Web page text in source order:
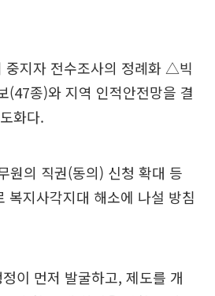
지자 전수조사의 정례화 △빅
(47종)와 지역 인적안전망을 결
화다.
원의 직권(동의) 신청 확대 등
복지사각지대 해소에 나설 방침
이 먼저 발굴하고, 제도를 개